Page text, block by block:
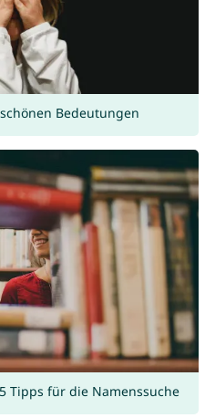
Bedeutungen
Tipps für die Namenssuche